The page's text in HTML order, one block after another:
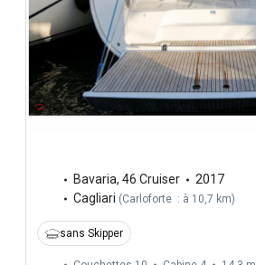
Bavaria, 46 Cruiser
2017
Cagliari (Carloforte : à 10,7 km)
sans Skipper